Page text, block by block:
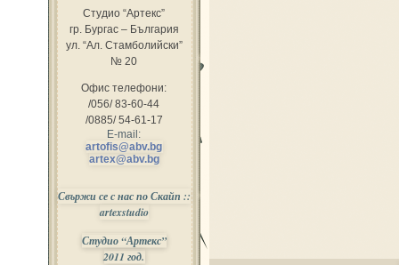
Студио “Артекс”
гр. Бургас – България
ул. “Ал. Стамболийски”
№ 20
Офис телефони:
/056/ 83-60-44
/0885/ 54-61-17
E-mail:
artofis@abv.bg
artex@abv.bg
Свържи се с нас по Скайп ::
artexstudio
Студио “Артекс”
2011 год.